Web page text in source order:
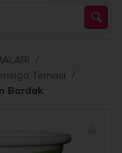
Teması
Bardak